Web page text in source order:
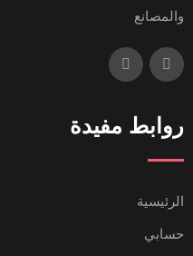
والمصانع
روابط مفيدة
الرئيسية
حسابي